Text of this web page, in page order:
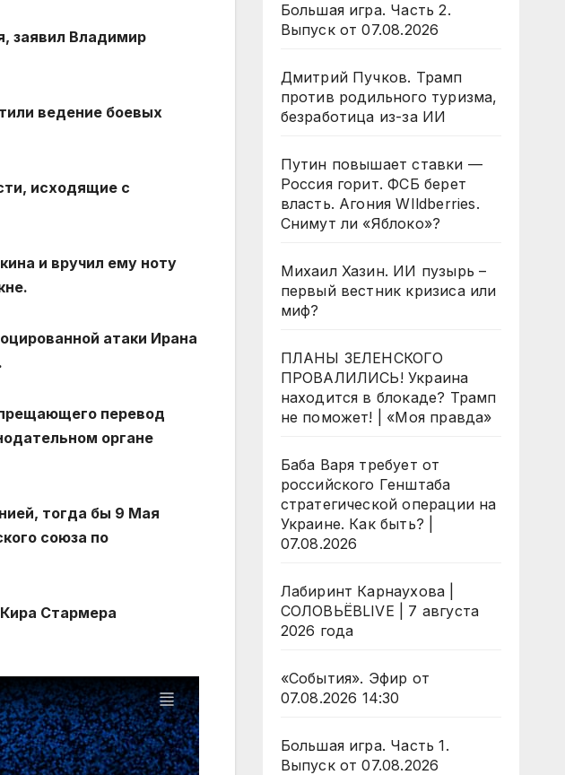
заявил Владимир
ведение боевых
исходящие с
и вручил ему ноту
атаки Ирана
перевод
органе
тогда бы 9 Мая
союза по
Стармера
Большая игра. Часть 2.
Выпуск от 07.08.2026
Дмитрий Пучков. Трамп
против родильного туризма,
безработица из-за ИИ
Путин повышает ставки —
Россия горит. ФСБ берет
власть. Агония WIldberries.
Снимут ли «Яблоко»?
Михаил Хазин. ИИ пузырь –
первый вестник кризиса или
миф?
ПЛАНЫ ЗЕЛЕНСКОГО
ПРОВАЛИЛИСЬ! Украина
находится в блокаде? Трамп
не поможет! | «Моя правда»
Баба Варя требует от
российского Генштаба
стратегической операции на
Украине. Как быть? |
07.08.2026
Лабиринт Карнаухова |
СОЛОВЬЁВLIVE | 7 августа
2026 года
«События». Эфир от
07.08.2026 14:30
Большая игра. Часть 1.
Выпуск от 07.08.2026